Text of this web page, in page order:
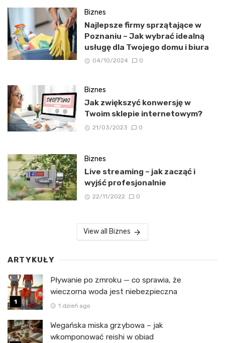
Biznes
Najlepsze firmy sprzątające w
Poznaniu – Jak wybrać idealną
usługę dla Twojego domu i biura
04/10/2024 0
Biznes
Jak zwiększyć konwersję w
Twoim sklepie internetowym?
21/03/2023 0
Biznes
Live streaming – jak zacząć i
wyjść profesjonalnie
22/11/2022 0
View all Biznes
ARTYKUŁY
Pływanie po zmroku — co sprawia, że
wieczorna woda jest niebezpieczna
1 dzień ago
Wegańska miska grzybowa – jak
wkomponować reishi w obiad